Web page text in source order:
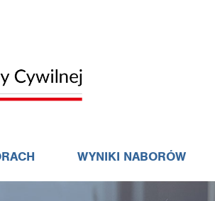
WYNIKI NABORÓW